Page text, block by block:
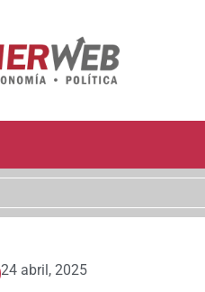
24 abril, 2025